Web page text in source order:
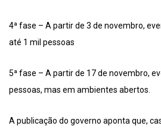
4ª fase – A partir de 3 de novembro,
até 1 mil pessoas
5ª fase – A partir de 17 de novembro,
pessoas, mas em ambientes abertos.
A publicação do governo aponta que,